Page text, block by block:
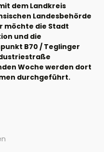
dem Landkreis
Landesbehörde
möchte die Stadt
und die
B70 / Teglinger
Woche werden dort
durchgeführt.